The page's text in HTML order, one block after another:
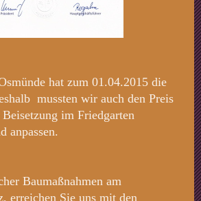
hat zum 01.04.2015 die
mussten wir auch den Preis
im Friedgarten
anpassen.
Baumaßnahmen am
erreichen Sie uns mit den